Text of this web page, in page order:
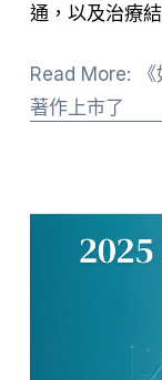
通，以及治療
Read More:
著作上市了